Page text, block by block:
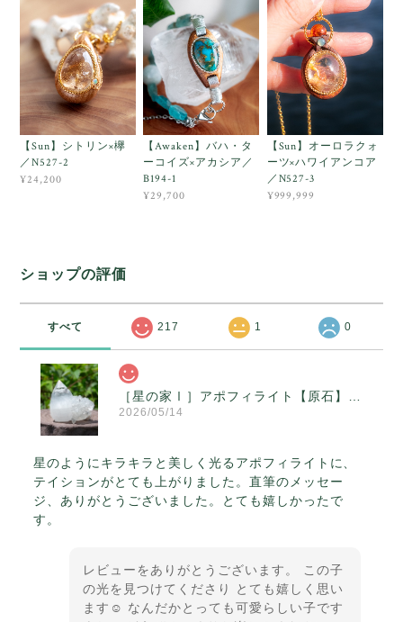
【Sun】シトリン×欅
／N527-2
¥24,200
【Awaken】バハ・タ
ーコイズ×アカシア／
B194-1
¥29,700
【Sun】オーロラクォ
ーツ×ハワイアンコア
／N527-3
¥999,999
ショップの評価
すべて 217 1 0
2026/05/14
星のようにキラキラと美しく光るアポフィライトに、
テイションがとても上がりました。直筆のメッセー
ジ、ありがとうございました。とても嬉しかったで
す。
レビューをありがとうございます。 この子
の光を見つけてくださり とても嬉しく思い
ます☺️ なんだかとっても可愛らしい子です